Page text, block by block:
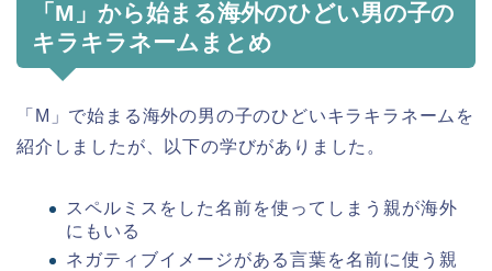
「M」から始まる海外のひどい男の子の
キラキラネームまとめ
「M」で始まる海外の男の子のひどいキラキラネームを
紹介しましたが、以下の学びがありました。
スペルミスをした名前を使ってしまう親が海外
にもいる
ネガティブイメージがある言葉を名前に使う親